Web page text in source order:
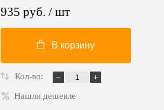
935 руб. / шт
В корзину
Кол-во:
Нашли дешевле